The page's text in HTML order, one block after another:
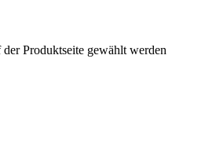
Produktseite gewählt werden